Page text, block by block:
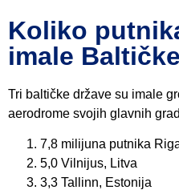
Koliko
imale
Tri baltičke države su imale
aerodrome svojih glavnih
7,8 milijuna putnika
5,0 Vilnijus, Litva
3,3 Tallinn, Estonija